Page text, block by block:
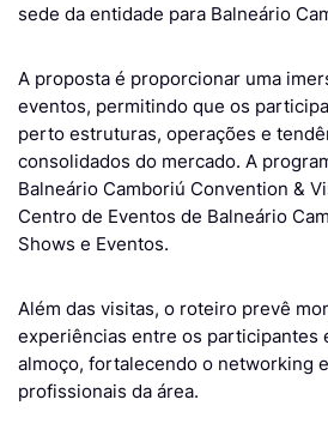
sede da entidade para Balneário
A proposta é proporcionar uma
eventos, permitindo que os
perto estruturas, operações e
consolidados do mercado. A
Balneário Camboriú Convention &
Centro de Eventos de Balneário
Shows e Eventos.
Além das visitas, o roteiro prevê
experiências entre os participantes
almoço, fortalecendo o networking
profissionais da área.